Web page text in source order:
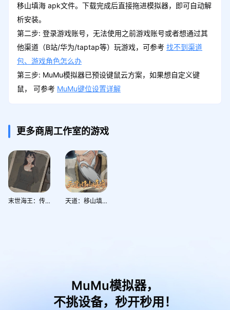
移山填海 apk文件。下载完成后直接拖进模拟器，即可自动解
析安装。
第二步: 登录游戏账号，无法使用之前游戏账号或者想通过其
他渠道（B站/华为/taptap等）玩游戏，可参考 找不到渠道
包、游戏角色怎么办
第三步: MuMu模拟器已预设键鼠云方案，如果想自定义键
鼠， 可参考 MuMu键位设置详解
更多商周工作室的游戏
末世海王：传承 天道：移山填海
MuMu模拟器，
不挑设备，秒开秒用！